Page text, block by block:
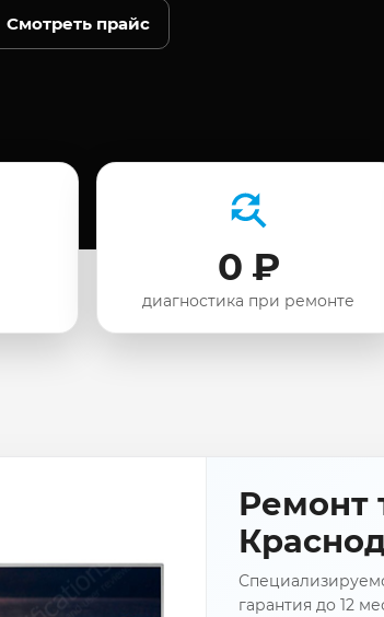
Смотреть прайс
0 ₽
диагностика при ремонте
Ремонт
гарантия до 12